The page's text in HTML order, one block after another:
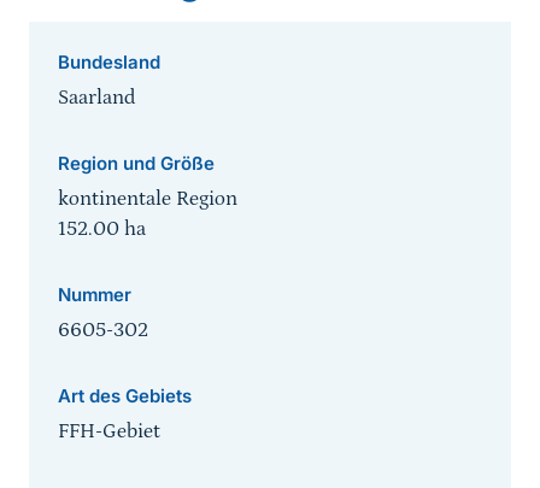
Bundesland
Saarland
Region und Größe
kontinentale Region
152.00 ha
Nummer
6605-302
Art des Gebiets
FFH-Gebiet